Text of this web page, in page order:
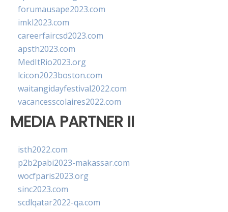
forumausape2023.com
imkl2023.com
careerfaircsd2023.com
apsth2023.com
MedItRio2023.org
lcicon2023boston.com
waitangidayfestival2022.com
vacancesscolaires2022.com
MEDIA PARTNER II
isth2022.com
p2b2pabi2023-makassar.com
wocfparis2023.org
sinc2023.com
scdlqatar2022-qa.com